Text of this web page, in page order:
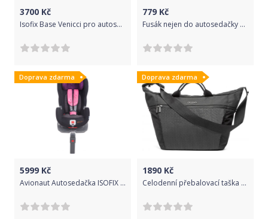
3700 Kč
Isofix Base Venicci pro autosedačky Venicci
779 Kč
Fusák nejen do autosedačky Baby Nellys ® MINKY - šedý
Doprava zdarma
5999 Kč
Avionaut Autosedačka ISOFIX GLIDER 2 SOFTY (9-25) 2018 černá / růžová
Doprava zdarma
1890 Kč
Celodenní přebalovací taška Doona